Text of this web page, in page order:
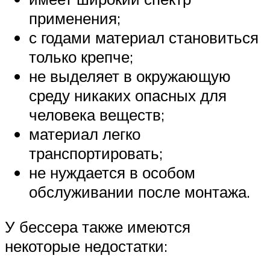
применения;
с годами материал становиться
только крепче;
не выделяет в окружающую
среду никаких опасных для
человека веществ;
материал легко
транспортировать;
не нуждается в особом
обслуживании после монтажа.
У бессера также имеются
некоторые недостатки: